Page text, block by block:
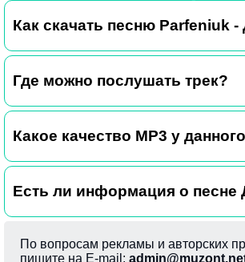
Как скачать песню Parfeniuk
Где можно послушать трек?
Какое качество MP3 у
Есть ли информация о песне
По вопросам рекламы и авторских
пишите на E-mail: